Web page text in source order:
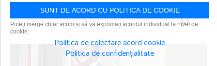
CautăSUNT DE ACORD CU POLITICA DE COOKIE
Puteți merge chiar acum și să vă exprimați acordul individual la nivel de
cookie:
Politica de colectare acord cookie
Politica de confidențialitate